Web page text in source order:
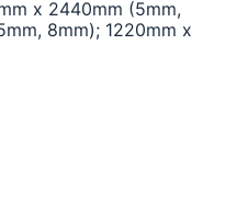
x 2440mm (5mm,
8mm); 1220mm x